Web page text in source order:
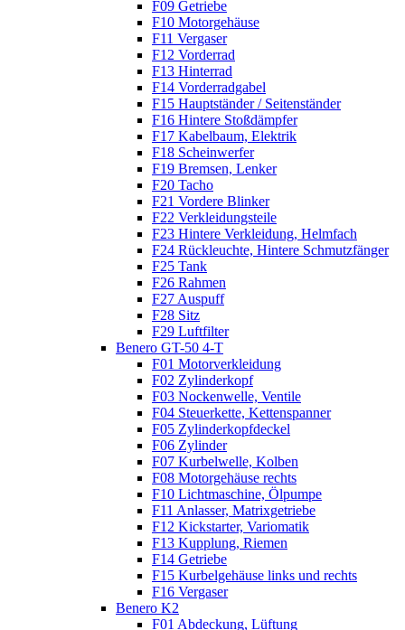
F09 Getriebe
F10 Motorgehäuse
F11 Vergaser
F12 Vorderrad
F13 Hinterrad
F14 Vorderradgabel
F15 Hauptständer / Seitenständer
F16 Hintere Stoßdämpfer
F17 Kabelbaum, Elektrik
F18 Scheinwerfer
F19 Bremsen, Lenker
F20 Tacho
F21 Vordere Blinker
F22 Verkleidungsteile
F23 Hintere Verkleidung, Helmfach
F24 Rückleuchte, Hintere Schmutzfänger
F25 Tank
F26 Rahmen
F27 Auspuff
F28 Sitz
F29 Luftfilter
Benero GT-50 4-T
F01 Motorverkleidung
F02 Zylinderkopf
F03 Nockenwelle, Ventile
F04 Steuerkette, Kettenspanner
F05 Zylinderkopfdeckel
F06 Zylinder
F07 Kurbelwelle, Kolben
F08 Motorgehäuse rechts
F10 Lichtmaschine, Ölpumpe
F11 Anlasser, Matrixgetriebe
F12 Kickstarter, Variomatik
F13 Kupplung, Riemen
F14 Getriebe
F15 Kurbelgehäuse links und rechts
F16 Vergaser
Benero K2
F01 Abdeckung, Lüftung